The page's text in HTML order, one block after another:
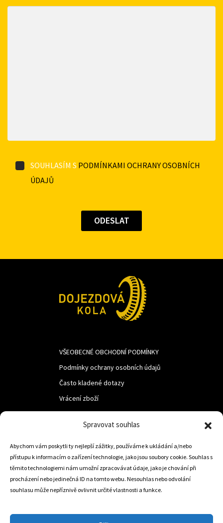
Spravovat souhlas
Abychom vám poskytli ty nejlepší zážitky, používáme k ukládání a/nebo
přístupu k informacím o zařízení technologie, jako jsou soubory cookie. Souhlas s
těmito technologiemi nám umožní zpracovávat údaje, jako je chování při
procházení nebo jedinečná ID na tomto webu. Nesouhlas nebo odvolání
souhlasu může nepříznivě ovlivnit určité vlastnosti a funkce.
SOUHLASÍM S PODMÍNKAMI OCHRANY OSOBNÍCH
ÚDAJŮ
VŠEOBECNÉ OBCHODNÍ PODMÍNKY
Podmínky ochrany osobních údajů
Často kladené dotazy
Vrácení zboží
LUF s.r.o.
Nám. M.R.Štefanika 518,
Trstená 02801